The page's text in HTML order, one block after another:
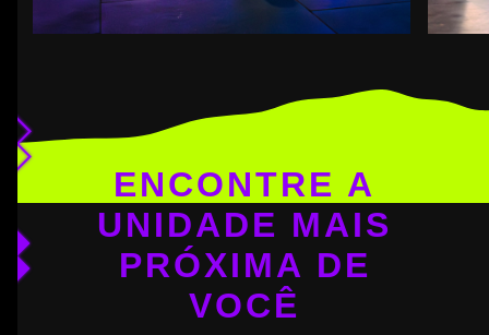
ENCONTRE A
UNIDADE MAIS
PRÓXIMA DE
VOCÊ